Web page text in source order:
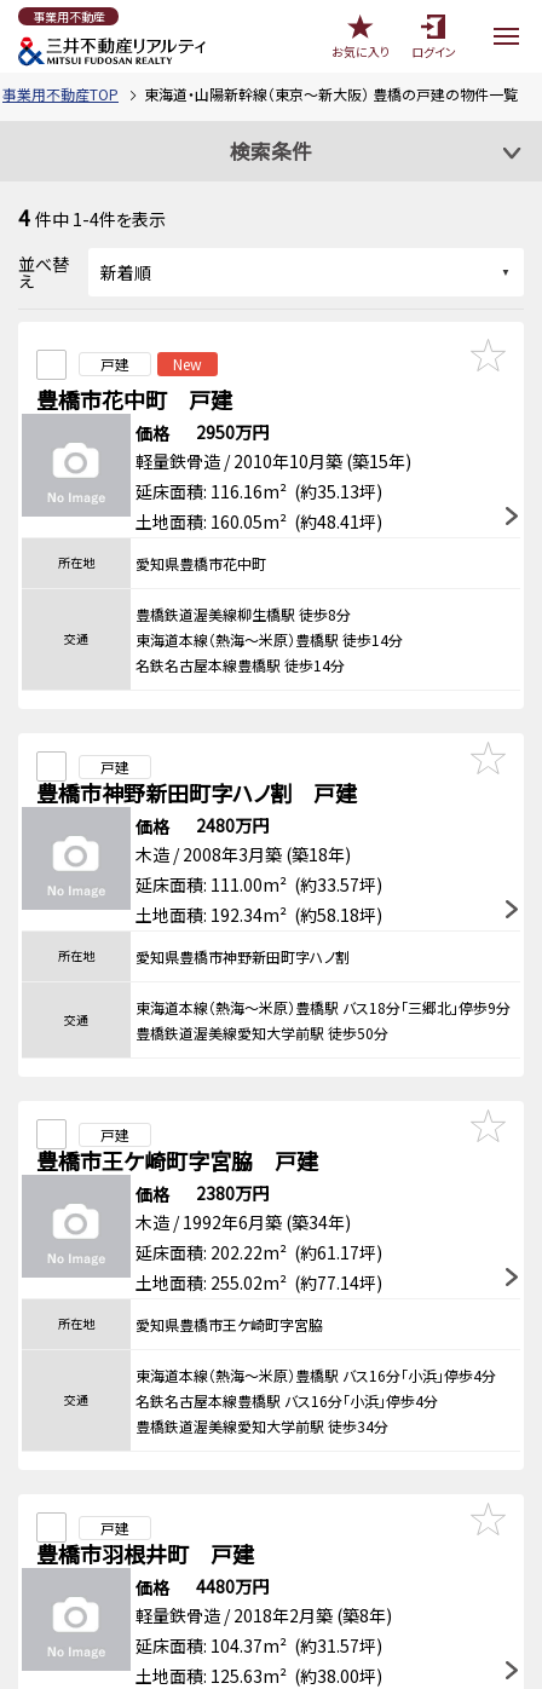
事業用不動産
お気に入り
ログイン
事業用不動産TOP 東海道・山陽新幹線（東京～新大阪） 豊橋の戸建の物件一覧
検索条件
4 件中 1-4件を表示
並べ替
え
戸建 New
豊橋市花中町 戸建
価格
2950万円
軽量鉄骨造 / 2010年10月築 (築15年)
延床面積: 116.16m² (約35.13坪)
土地面積: 160.05m² (約48.41坪)
所在地 愛知県豊橋市花中町
交通
豊橋鉄道渥美線柳生橋駅 徒歩8分
東海道本線（熱海～米原）豊橋駅 徒歩14分
名鉄名古屋本線豊橋駅 徒歩14分
戸建
豊橋市神野新田町字ハノ割 戸建
価格
2480万円
木造 / 2008年3月築 (築18年)
延床面積: 111.00m² (約33.57坪)
土地面積: 192.34m² (約58.18坪)
所在地 愛知県豊橋市神野新田町字ハノ割
交通
東海道本線（熱海～米原）豊橋駅 バス18分「三郷北」停歩9分
豊橋鉄道渥美線愛知大学前駅 徒歩50分
戸建
豊橋市王ケ崎町字宮脇 戸建
価格
2380万円
木造 / 1992年6月築 (築34年)
延床面積: 202.22m² (約61.17坪)
土地面積: 255.02m² (約77.14坪)
所在地 愛知県豊橋市王ケ崎町字宮脇
交通
東海道本線（熱海～米原）豊橋駅 バス16分「小浜」停歩4分
名鉄名古屋本線豊橋駅 バス16分「小浜」停歩4分
豊橋鉄道渥美線愛知大学前駅 徒歩34分
戸建
豊橋市羽根井町 戸建
価格
4480万円
軽量鉄骨造 / 2018年2月築 (築8年)
延床面積: 104.37m² (約31.57坪)
土地面積: 125.63m² (約38.00坪)